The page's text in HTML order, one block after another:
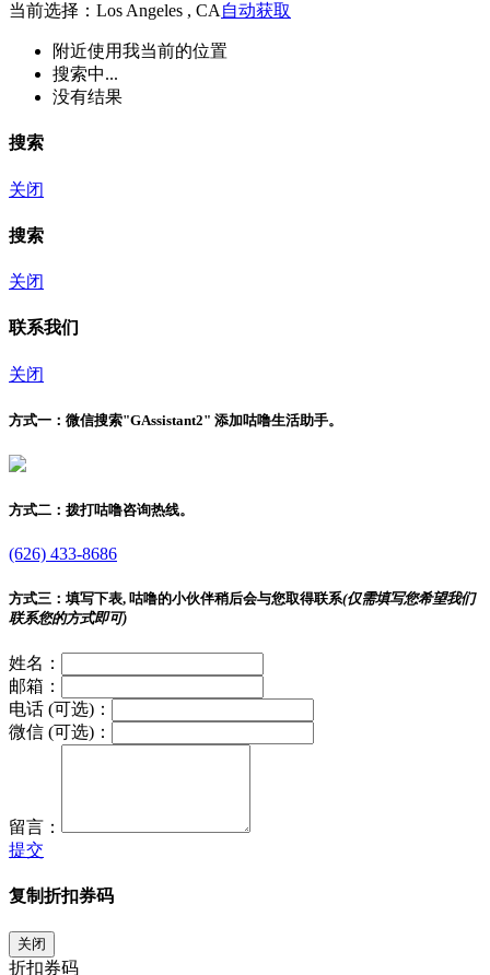
当前选择：Los Angeles , CA 自动获取
附近使用我当前的位置
搜索中...
没有结果
搜索
关闭
搜索
关闭
联系我们
关闭
方式一： 微信搜索"GAssistant2" 添加咕噜生活助手。
方式二： 拨打咕噜咨询热线。
(626) 433-8686
方式三： 填写下表, 咕噜的小伙伴稍后会与您取得联系(仅需填写您希望我们
联系您的方式即可)
姓名：
邮箱：
电话 (可选)：
微信 (可选)：
留言：
提交
复制折扣券码
关闭
折扣券码